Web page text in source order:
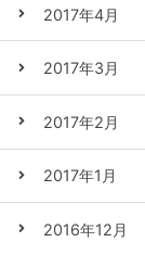
2017年4月
2017年3月
2017年2月
2017年1月
2016年12月